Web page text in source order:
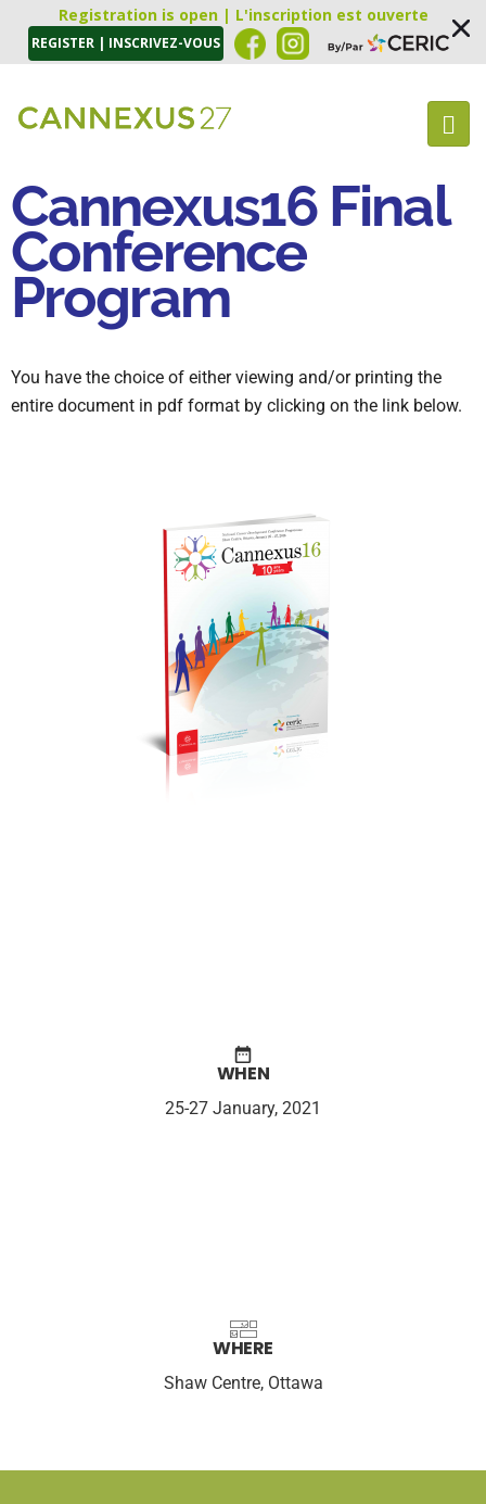
Registration is open | L'inscription est ouverte
REGISTER | INSCRIVEZ-VOUS
Cannexus16 Final
Conference
Program
You have the choice of either viewing and/or printing the
entire document in pdf format by clicking on the link below.
WHEN
25-27 January, 2021
WHERE
Shaw Centre, Ottawa